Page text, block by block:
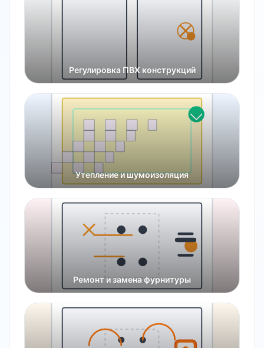
Регулировка ПВХ конструкций
Утепление и шумоизоляция
Ремонт и замена фурнитуры